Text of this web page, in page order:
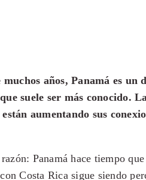
años, Panamá es un
suele ser más conocido.
aumentando sus
Panamá hace tiempo
Costa Rica sigue siendo